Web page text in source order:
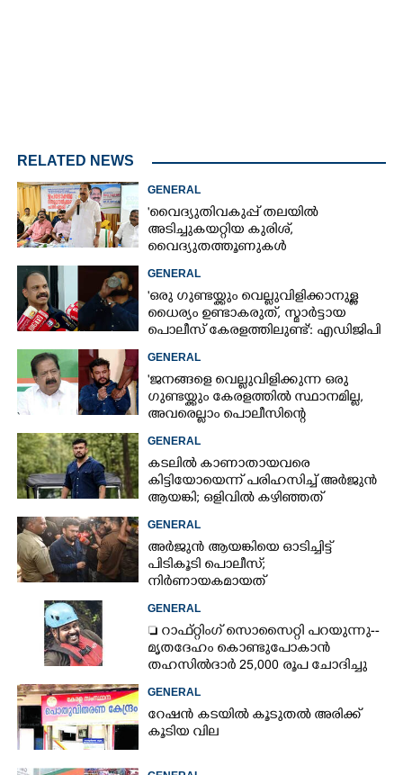
RELATED NEWS
GENERAL
'വൈദ്യുതിവകുപ്പ് തലയിൽ
അടിച്ചുകയറ്റിയ കുരിശ്‌,
വൈദ്യുതത്തൂണുകൾ
പൊട്ടിവീണാൽപോലും മന്ത്രിയെ
വിളിക്കുന്ന കാലമാണിത്'
GENERAL
'ഒരു ഗുണ്ടയ്ക്കും വെല്ലുവിളിക്കാനുള്ള
ധൈര്യം ഉണ്ടാകരുത്, സ്മാർട്ടായ
പൊലീസ് കേരളത്തിലുണ്ട്': എഡിജിപി
പി വിജയൻ
GENERAL
'ജനങ്ങളെ വെല്ലുവിളിക്കുന്ന ഒരു
ഗുണ്ടയ്ക്കും കേരളത്തിൽ സ്ഥാനമില്ല,​
അവരെല്ലാം പൊലീസിന്റെ
നിരീക്ഷണത്തിലാണ്'
GENERAL
കടലിൽ കാണാതായവരെ
കിട്ടിയോയെന്ന് പരിഹസിച്ച് അർജുൻ
ആയങ്കി; ഒളിവിൽ കഴിഞ്ഞത്
പയ്യന്നൂരിലെ ലോഡ്‌ജിൽ
GENERAL
അർജുൻ ആയങ്കിയെ ഓടിച്ചിട്ട്
പിടികൂടി പൊലീസ്;
നിർണായകമായത്
ഓട്ടോഡ്രൈവർക്ക് തോന്നിയ
സംശയം
GENERAL
 റാഫ്റ്റിംഗ് സൊസൈറ്റി പറയുന്നു--
മൃതദേഹം കൊണ്ടുപോകാൻ
തഹസിൽദാർ 25,000 രൂപ ചോദിച്ചു
GENERAL
റേഷൻ കടയിൽ കൂടുതൽ അരിക്ക്
കൂടിയ വില